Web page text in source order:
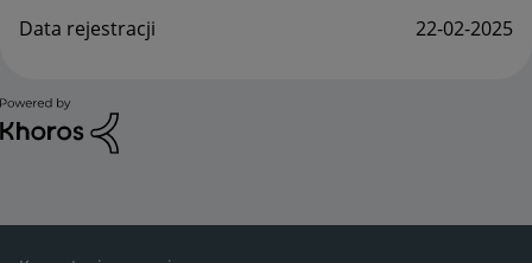
Data rejestracji
‎22-02-2025